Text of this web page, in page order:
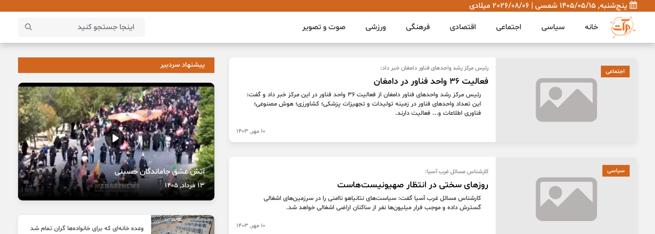
پنج‌شنبه, 1405/05/15 شمسی | 2026/08/06 میلادی
خانه
سیاسی اجتماعی اقتصادی فرهنگی ورزشی صوت و تصویر
اجتماعی رئیس مرکز رشد واحد‌های فناور دامغان خبر داد:
فعالیت ۳۶ واحد فناور در دامغان
رئیس مرکز رشد واحد‌های فناور دامغان از فعالیت ۳۶ واحد فناور در این مرکز خبر داد و گفت:
این تعداد واحد‌های فناور در زمینه تولیدات و تجهیزات پزشکی؛ کشاورزی؛ هوش مصنوعی؛
فناوری اطلاعات و... فعالیت دارند.
10 مهر, 1403
سیاسی کارشناس مسائل غرب آسیا:
روزهای سختی در انتظار صهیونیست‌هاست
کارشناس مسائل غرب آسیا گفت: سیاست‌های نتانیاهو ناامنی را در سرزمین‌های اشغالی
گسترش داده و موجب فرار میلیون‌ها نفر از ساکنان اراضی اشغالی خواهد شد.
10 مهر, 1403
پیشنهاد سردبیر
آتش عشق جاماندگان حسینی
13 مرداد, 1405
وعده خانه‌ای که برای خانواده‌ها گران تمام شد